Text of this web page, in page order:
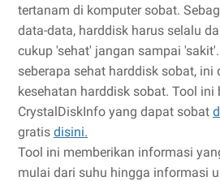
tertanam di komputer sobat.
data-data, harddisk harus selalu
cukup 'sehat' jangan sampai
seberapa sehat harddisk sobat, ini
kesehatan harddisk sobat. Tool ini
CrystalDiskInfo yang dapat sobat
gratis disini.
Tool ini memberikan informasi
mulai dari suhu hingga informasi